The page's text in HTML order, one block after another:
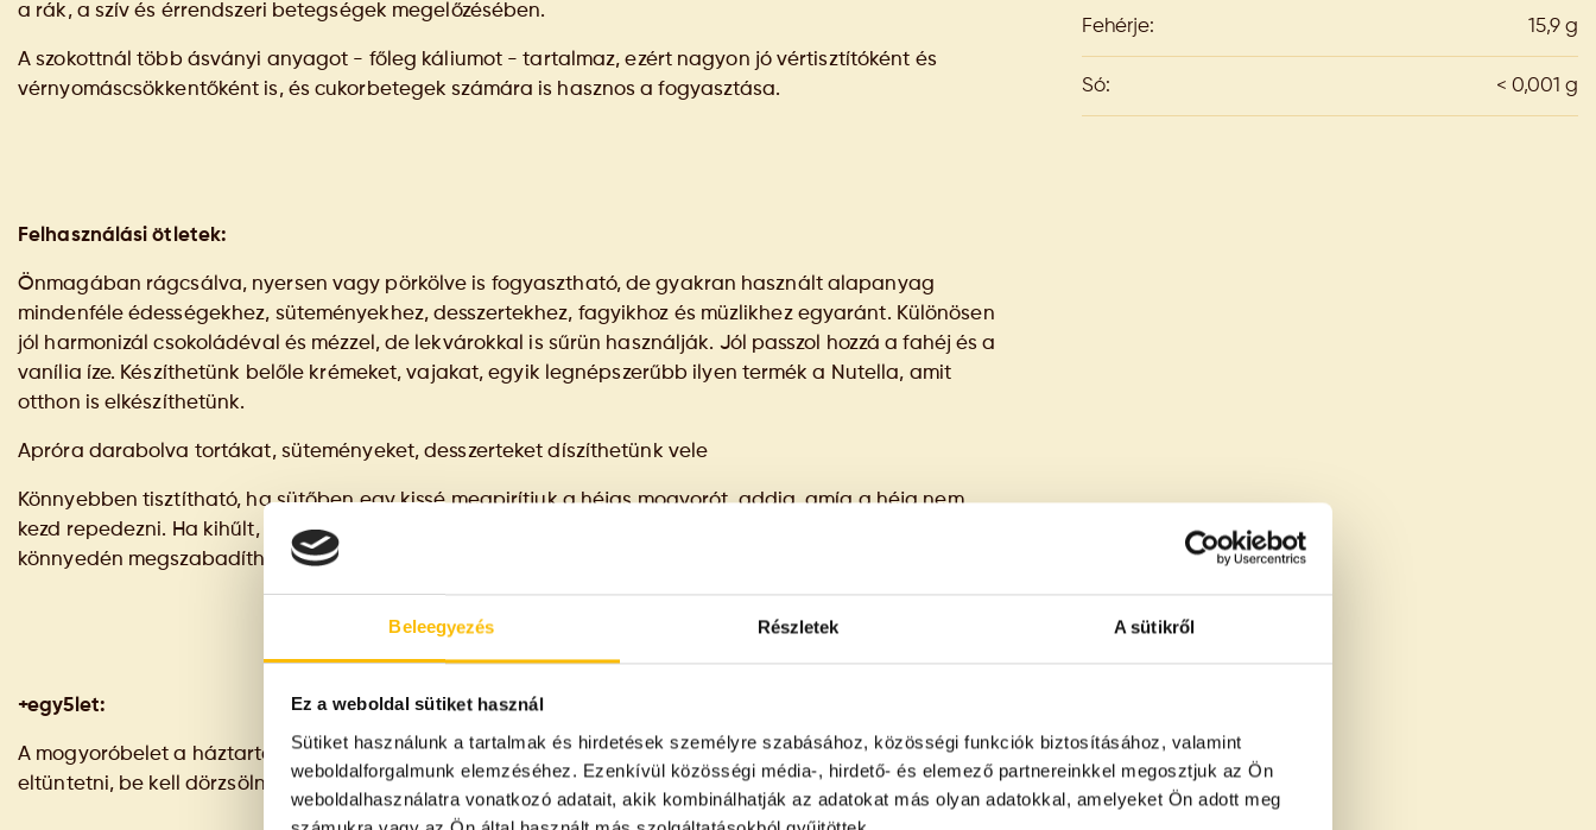
Beleegyezés Részletek A sütikről
Ez a weboldal sütiket használ
Sütiket használunk a tartalmak és hirdetések személyre szabásához, közösségi funkciók biztosításához, valamint
weboldalforgalmunk elemzéséhez. Ezenkívül közösségi média-, hirdető- és elemező partnereinkkel megosztjuk az Ön
weboldalhasználatra vonatkozó adatait, akik kombinálhatják az adatokat más olyan adatokkal, amelyeket Ön adott meg
a rák, a szív és érrendszeri betegségek megelőzésében.
A szokottnál több ásványi anyagot - főleg káliumot - tartalmaz, ezért nagyon jó vértisztítóként és
vérnyomáscsökkentőként is, és cukorbetegek számára is hasznos a fogyasztása.
Felhasználási ötletek:
Önmagában rágcsálva, nyersen vagy pörkölve is fogyasztható, de gyakran használt alapanyag
mindenféle édességekhez, süteményekhez, desszertekhez, fagyikhoz és müzlikhez egyaránt. Különösen
jól harmonizál csokoládéval és mézzel, de lekvárokkal is sűrün használják. Jól passzol hozzá a fahéj és a
vanília íze. Készíthetünk belőle krémeket, vajakat, egyik legnépszerűbb ilyen termék a Nutella, amit
otthon is elkészíthetünk.
Apróra darabolva tortákat, süteményeket, desszerteket díszíthetünk vele
Könnyebben tisztítható, ha sütőben egy kissé megpirítjuk a héjas mogyorót, addig, amíg a héja nem
kezd repedezni. Ha kihűlt, egyszerűen csak ledörzsölhetjük róla. Áztatással vagy rövid forrázással is
könnyedén megszabadíthatjuk a héjától.
+egy5let:
A mogyoróbelet a háztartásban is használhatjuk: ha világos fabútoron lévő karcolást szeretnénk
eltüntetni, be kell dörzsölni vele.
Fehérje: 15,9 g
Só: < 0,001 g